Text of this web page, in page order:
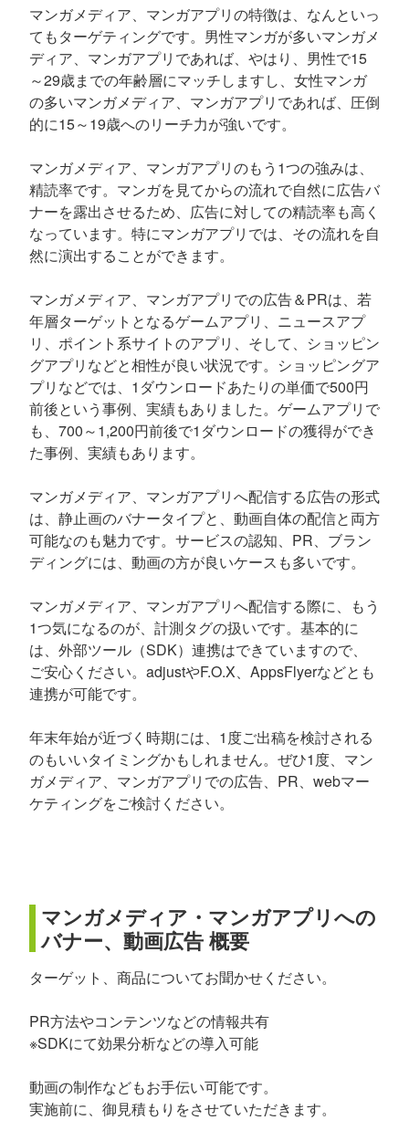
マンガメディア、マンガアプリの特徴は、なんといっ
てもターゲティングです。男性マンガが多いマンガメ
ディア、マンガアプリであれば、やはり、男性で15
～29歳までの年齢層にマッチしますし、女性マンガ
の多いマンガメディア、マンガアプリであれば、圧倒
的に15～19歳へのリーチ力が強いです。
マンガメディア、マンガアプリのもう1つの強みは、
精読率です。マンガを見てからの流れで自然に広告バ
ナーを露出させるため、広告に対しての精読率も高く
なっています。特にマンガアプリでは、その流れを自
然に演出することができます。
マンガメディア、マンガアプリでの広告＆PRは、若
年層ターゲットとなるゲームアプリ、ニュースアプ
リ、ポイント系サイトのアプリ、そして、ショッピン
グアプリなどと相性が良い状況です。ショッピングア
プリなどでは、1ダウンロードあたりの単価で500円
前後という事例、実績もありました。ゲームアプリで
も、700～1,200円前後で1ダウンロードの獲得ができ
た事例、実績もあります。
マンガメディア、マンガアプリへ配信する広告の形式
は、静止画のバナータイプと、動画自体の配信と両方
可能なのも魅力です。サービスの認知、PR、ブラン
ディングには、動画の方が良いケースも多いです。
マンガメディア、マンガアプリへ配信する際に、もう
1つ気になるのが、計測タグの扱いです。基本的に
は、外部ツール（SDK）連携はできていますので、
ご安心ください。adjustやF.O.X、AppsFlyerなどとも
連携が可能です。
年末年始が近づく時期には、1度ご出稿を検討される
のもいいタイミングかもしれません。ぜひ1度、マン
ガメディア、マンガアプリでの広告、PR、webマー
ケティングをご検討ください。
マンガメディア・マンガアプリへの
バナー、動画広告 概要
ターゲット、商品についてお聞かせください。
PR方法やコンテンツなどの情報共有
※SDKにて効果分析などの導入可能
動画の制作などもお手伝い可能です。
実施前に、御見積もりをさせていただきます。